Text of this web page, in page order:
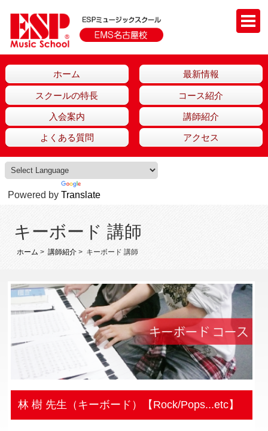
ホーム 最新情報
スクールの特長 コース紹介
入会案内 講師紹介
よくある質問 アクセス
Powered by Translate
キーボード 講師
ホーム >講師紹介 > キーボード 講師
林 樹 先生（キーボード）【Rock/Pops...etc】